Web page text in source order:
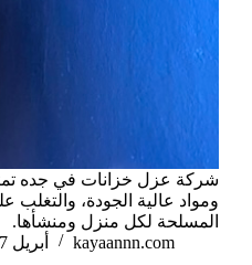
شركة عزل خزانات في جده
ومواد عالية الجودة، والتغلب
المسلحة لكل منزل ومنشأها.
kayaannn.com
أبريل 7, 2025